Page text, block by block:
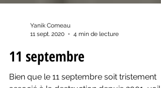
Yanik Comeau
11 sept. 2020
4 min de lecture